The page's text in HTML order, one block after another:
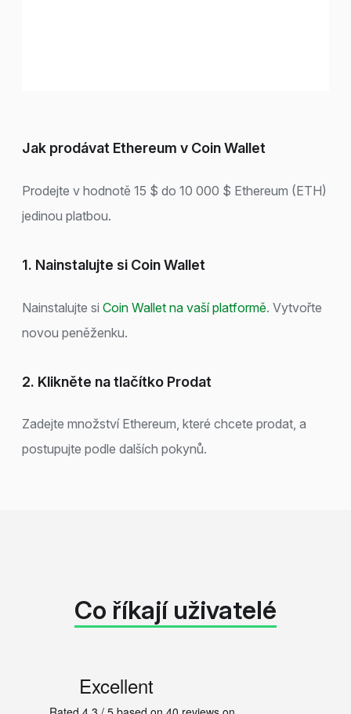
Jak prodávat Ethereum v Coin Wallet
Prodejte v hodnotě 15 $ do 10 000 $ Ethereum (ETH)
jedinou platbou.
1. Nainstalujte si Coin Wallet
Nainstalujte si Coin Wallet na vaší platformě. Vytvořte
novou peněženku.
2. Klikněte na tlačítko Prodat
Zadejte množství Ethereum, které chcete prodat, a
postupujte podle dalších pokynů.
Co říkají uživatelé